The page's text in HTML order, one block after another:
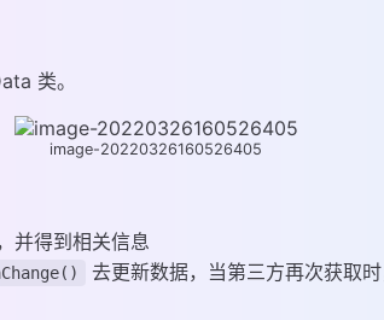
类。
image-20220326160526405
并得到相关信息
去更新数据，当第三方再次获取